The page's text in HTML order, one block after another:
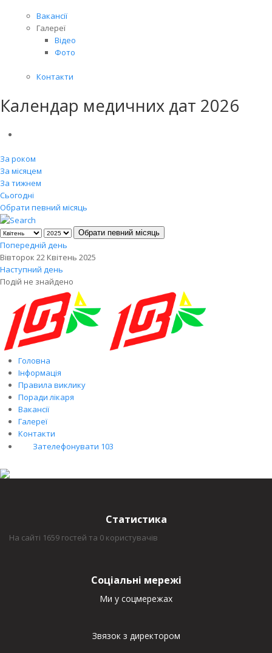
Вакансії
Галереї
Відео
Фото
Контакти
Календар медичних дат 2026
За роком
За місяцем
За тижнем
Сьогодні
Обрати певний місяць
Обрати певний місяць
Попередній день
Вівторок 22 Квітень 2025
Наступний день
Подій не знайдено
Головна
Інформація
Правила виклику
Поради лікаря
Вакансії
Галереї
Контакти
Зателефонувати 103
Статистика
На сайті 1659 гостей та 0 користувачів
Соціальні мережі
Ми у соцмережах
Звязок з директором